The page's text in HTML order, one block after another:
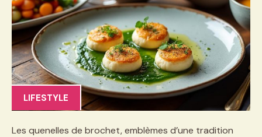
LIFESTYLE
Les quenelles de brochet, emblèmes d’une tradition